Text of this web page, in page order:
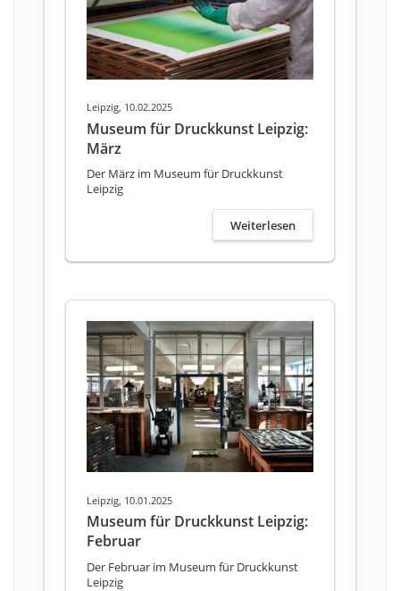
Leipzig, 10.02.2025
Museum für Druckkunst Leipzig:
März
Der März im Museum für Druckkunst
Leipzig
Weiterlesen
Leipzig, 10.01.2025
Museum für Druckkunst Leipzig:
Februar
Der Februar im Museum für Druckkunst
Leipzig